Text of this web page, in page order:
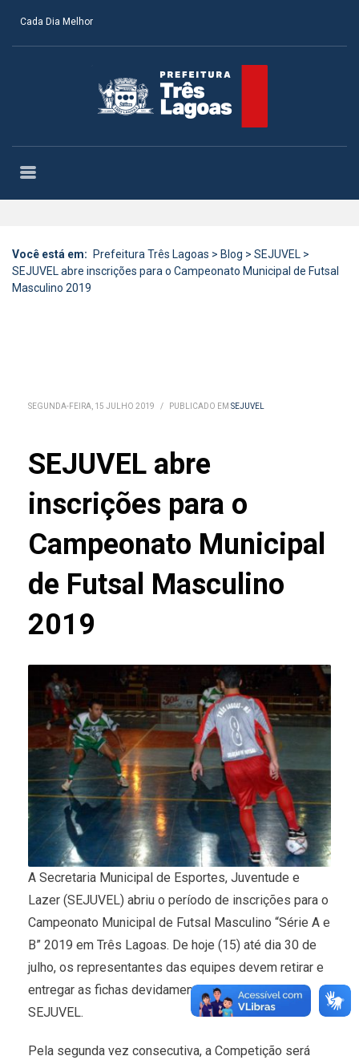
Cada Dia Melhor
Você está em: Prefeitura Três Lagoas > Blog > SEJUVEL >
SEJUVEL abre inscrições para o Campeonato Municipal de Futsal
Masculino 2019
SEGUNDA-FEIRA, 15 JULHO 2019 / PUBLICADO EM SEJUVEL
SEJUVEL abre
inscrições para o
Campeonato Municipal
de Futsal Masculino
2019
A Secretaria Municipal de Esportes, Juventude e
Lazer (SEJUVEL) abriu o período de inscrições para o
Campeonato Municipal de Futsal Masculino “Série A e
B” 2019 em Três Lagoas. De hoje (15) até dia 30 de
julho, os representantes das equipes devem retirar e
entregar as fichas devidamente preenchidas na
SEJUVEL.
Pela segunda vez consecutiva, a Competição será